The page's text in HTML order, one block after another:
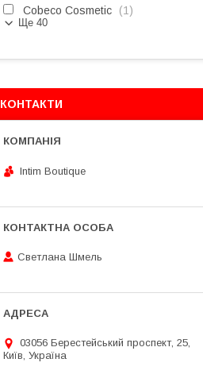
Cobeco Cosmetic 1
Ще 40
КОНТАКТИ
Intim Boutique
Светлана Шмель
03056 Берестейський проспект, 25,
Київ, Україна